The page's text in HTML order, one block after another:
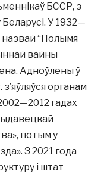
БССР, з
У 1932—
назвай “Полымя
вайны
Адноўлены ў
органам
гадах
потым у
З 2021 года
і штат